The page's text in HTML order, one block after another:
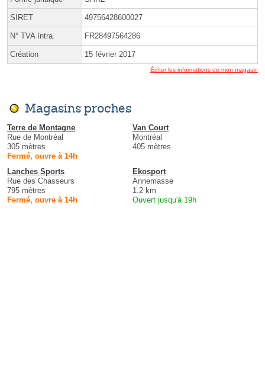
SIRET 49756428600027
N° TVA Intra. FR28497564286
Création 15 février 2017
Éditer les informations de mon magasin
Magasins proches
Terre de Montagne
Rue de Montréal
305 mètres
Fermé, ouvre à 14h
Van Court
Montréal
405 mètres
Lanches Sports
Rue des Chasseurs
795 mètres
Fermé, ouvre à 14h
Ekosport
Annemasse
1.2 km
Ouvert jusqu'à 19h